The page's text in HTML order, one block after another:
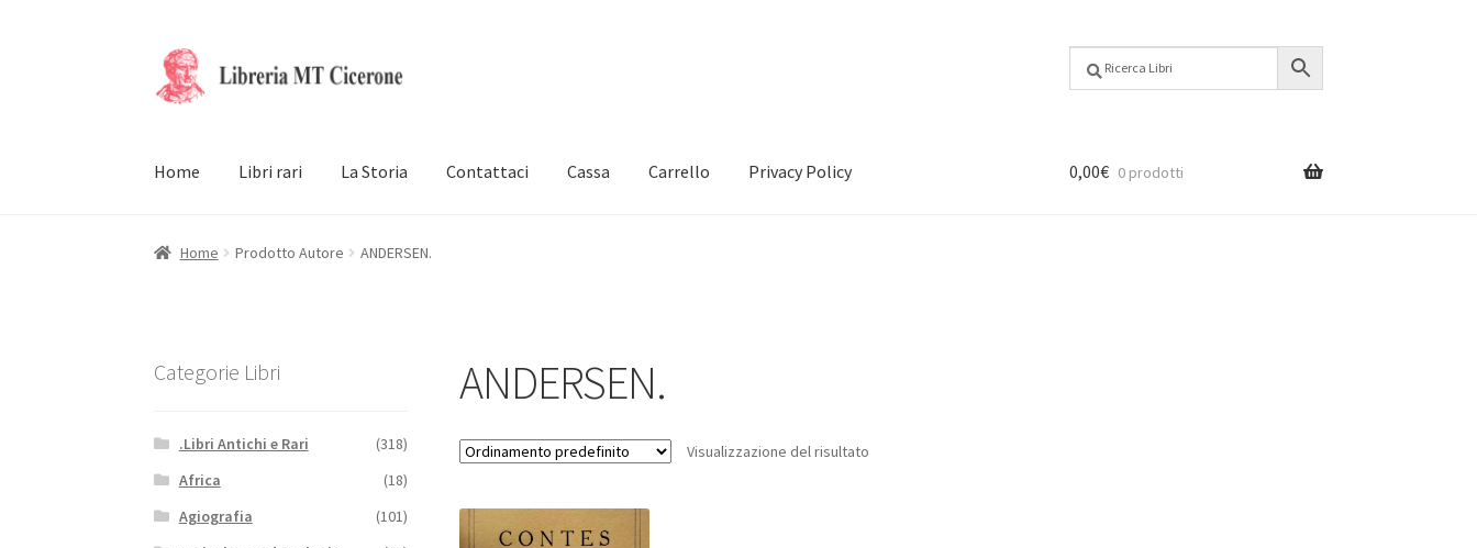
Vai
alla
Vai
al
Home Libri rari La Storia Contattaci Cassa Carrello Privacy Policy 0,00€ 0 prodotti
Home Prodotto Autore ANDERSEN.
ANDERSEN.
Visualizzazione del risultato
Categorie Libri
.Libri Antichi e Rari
(318)
Africa
(18)
Agiografia
(101)